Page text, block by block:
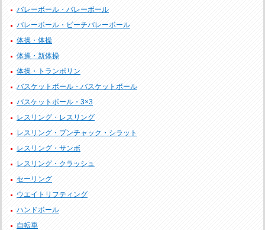
バレーボール・バレーボール
バレーボール・ビーチバレーボール
体操・体操
体操・新体操
体操・トランポリン
バスケットボール・バスケットボール
バスケットボール・3×3
レスリング・レスリング
レスリング・プンチャック・シラット
レスリング・サンボ
レスリング・クラッシュ
セーリング
ウエイトリフティング
ハンドボール
自転車